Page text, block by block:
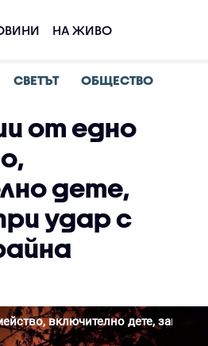
НА ЖИВО
СВЕТЪТ ОБЩЕСТВО
от едно
дете,
удар с